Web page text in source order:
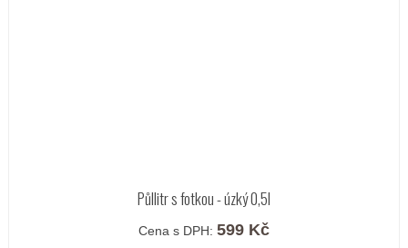
Půllitr s fotkou - úzký 0,5l
Cena s DPH: 599 Kč